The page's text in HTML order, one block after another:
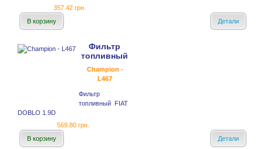
357.42 грн.
В корзину
Детали
Фильтр
топливный
Champion -
L467
Фильтр
топливный FIAT
DOBLO 1.9D
569.80 грн.
В корзину
Детали